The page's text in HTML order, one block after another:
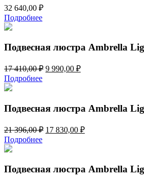
32 640,00 ₽
Подробнее
Подвесная люстра Ambrella
17 410,00₽ Первоначальная
9 990,00 ₽Текущая
Подробнее
Подвесная люстра Ambrella
21 396,00₽ Первоначальная
396,00 ₽.
17 830,00 ₽Текущая
Подробнее
Подвесная люстра Ambrella